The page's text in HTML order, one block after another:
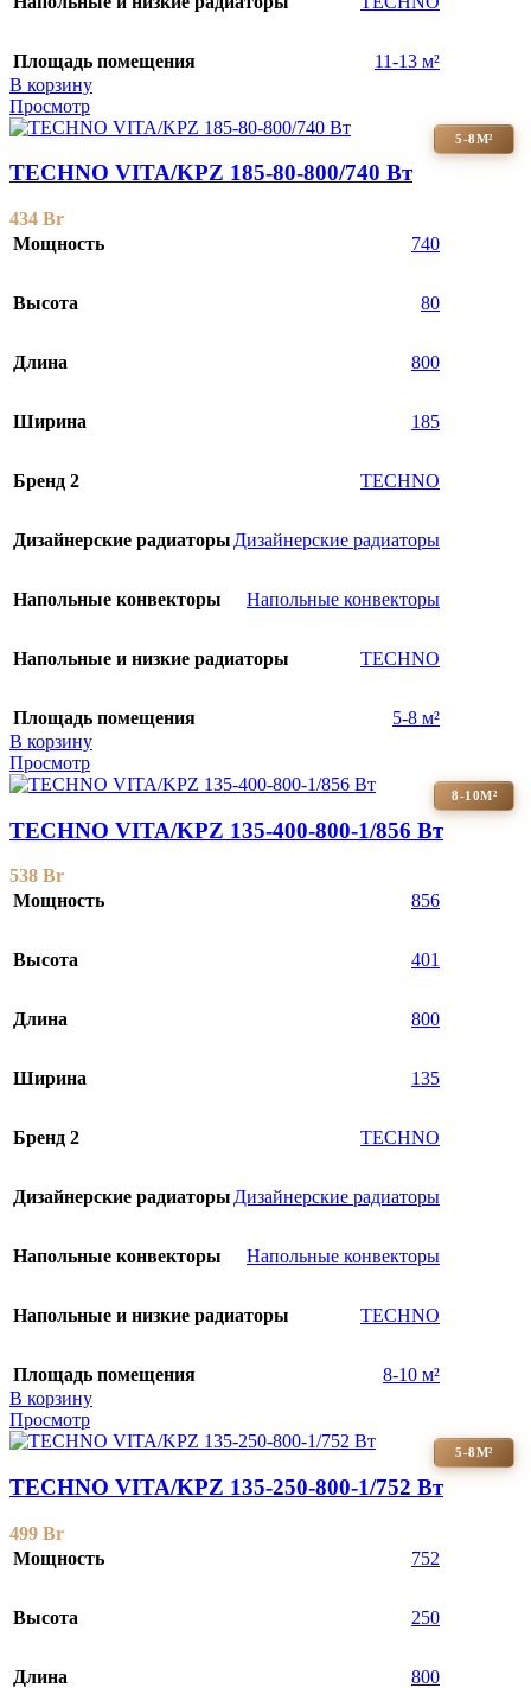
Площадь помещения
11-13 м²
В корзину
Просмотр
5-8М²
TECHNO VITA/KPZ 185-80-800/740 Вт
434 Br
Мощность
740
Высота 80
Длина 800
Ширина 185
Бренд 2 TECHNO
Дизайнерские радиаторы Дизайнерские радиаторы
Напольные конвекторы Напольные конвекторы
Напольные и низкие радиаторы TECHNO
Площадь помещения
5-8 м²
В корзину
Просмотр
8-10М²
TECHNO VITA/KPZ 135-400-800-1/856 Вт
538 Br
Мощность
856
Высота 401
Длина 800
Ширина 135
Бренд 2 TECHNO
Дизайнерские радиаторы Дизайнерские радиаторы
Напольные конвекторы Напольные конвекторы
Напольные и низкие радиаторы TECHNO
Площадь помещения
8-10 м²
В корзину
Просмотр
5-8М²
TECHNO VITA/KPZ 135-250-800-1/752 Вт
499 Br
Мощность
752
Высота 250
Длина 800